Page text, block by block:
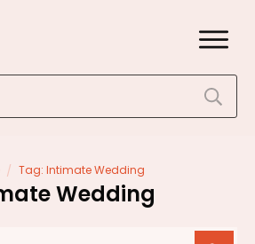
/ Tag: Intimate Wedding
Wedding